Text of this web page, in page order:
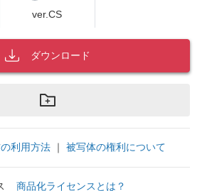
ver.CS
ダウンロード
利用方法 ｜ 被写体の権利について
商品化ライセンスとは？